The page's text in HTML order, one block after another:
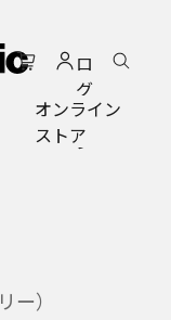
ロ
グ
イ
ン
オンライン
ストア
）